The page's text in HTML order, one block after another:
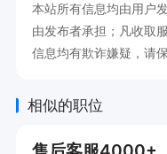
本站所有信息均由用户
由发布者承担；凡收取
信息均有欺诈嫌疑，请
相似的职位